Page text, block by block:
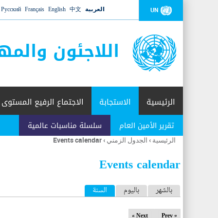
UN العربية 中文
English
Français
Русский
اللاجئون
الرئيسية الاستجابة
تقرير الأمين العام سلسلة مناسبات عالمية
الاجتماع الرفيع المستوى
أنت
هنا
الرئيسية › الجدول الزمني ›
Events calendar
Events calendar
ا
ل
بالشهر باليوم السنة (علامة التبويب النشطة)